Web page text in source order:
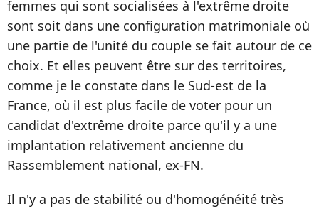
femmes qui sont socialisées à l'extrême droite
sont soit dans une configuration matrimoniale où
une partie de l'unité du couple se fait autour de ce
choix. Et elles peuvent être sur des territoires,
comme je le constate dans le Sud-est de la
France, où il est plus facile de voter pour un
candidat d'extrême droite parce qu'il y a une
implantation relativement ancienne du
Rassemblement national, ex-FN.
Il n'y a pas de stabilité ou d'homogénéité très